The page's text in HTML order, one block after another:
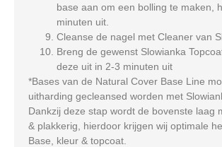
base aan om een bolling te maken,
minuten uit.
Cleanse de nagel met Cleaner van
Breng de gewenst Slowianka
deze uit in 2-3 minuten uit
*Bases van de Natural Cover Base Line
uitharding gecleansed worden met
Dankzij deze stap wordt de bovenste laag
& plakkerig, hierdoor krijgen wij optimale
Base, kleur & topcoat.